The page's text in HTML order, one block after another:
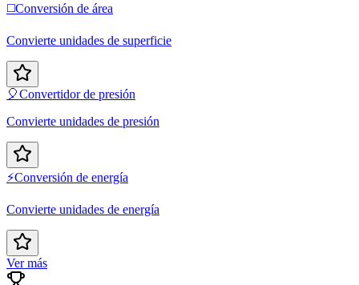
◻️Conversión de área
Convierte unidades de superficie
🎈Convertidor de presión
Convierte unidades de presión
⚡Conversión de energía
Convierte unidades de energía
Ver más